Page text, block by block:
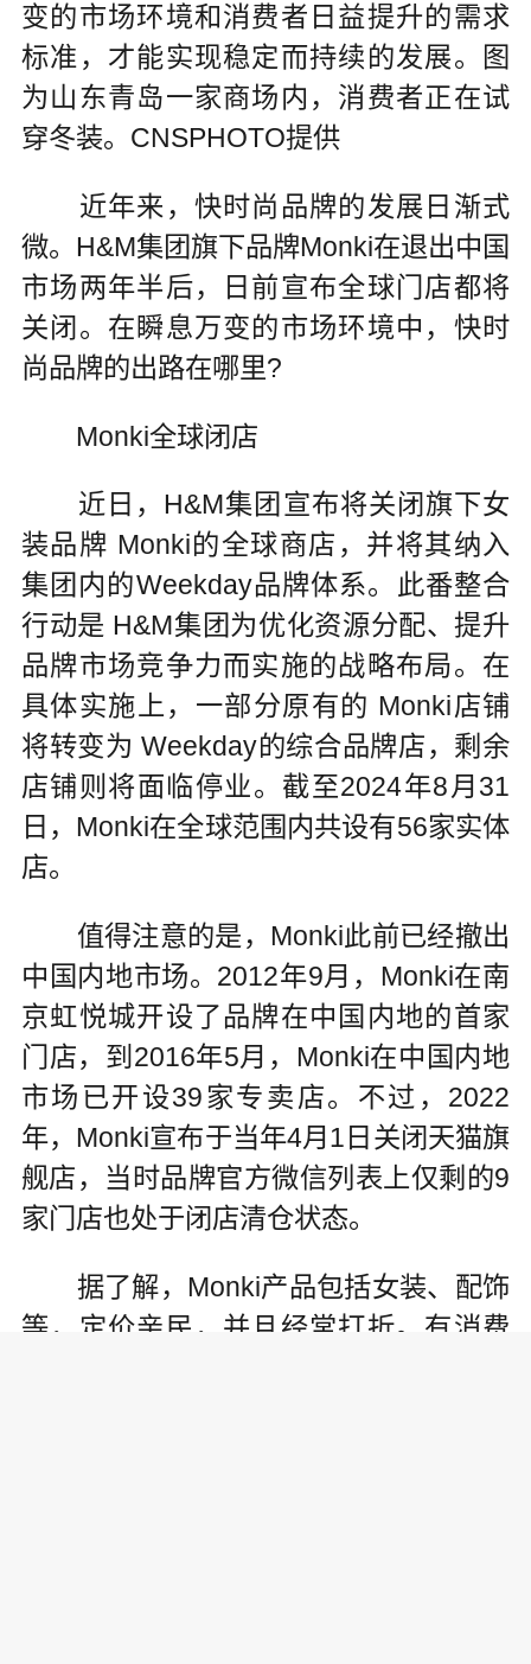
变的市场环境和消费者日益提升的需求
标准，才能实现稳定而持续的发展。图
为山东青岛一家商场内，消费者正在试
穿冬装。CNSPHOTO提供
近年来，快时尚品牌的发展日渐式
微。H&M集团旗下品牌Monki在退出中国
市场两年半后，日前宣布全球门店都将
关闭。在瞬息万变的市场环境中，快时
尚品牌的出路在哪里?
Monki全球闭店
近日，H&M集团宣布将关闭旗下女
装品牌 Monki的全球商店，并将其纳入
集团内的Weekday品牌体系。此番整合
行动是 H&M集团为优化资源分配、提升
品牌市场竞争力而实施的战略布局。在
具体实施上，一部分原有的 Monki店铺
将转变为 Weekday的综合品牌店，剩余
店铺则将面临停业。截至2024年8月31
日，Monki在全球范围内共设有56家实体
店。
值得注意的是，Monki此前已经撤出
中国内地市场。2012年9月，Monki在南
京虹悦城开设了品牌在中国内地的首家
门店，到2016年5月，Monki在中国内地
市场已开设39家专卖店。不过，2022
年，Monki宣布于当年4月1日关闭天猫旗
舰店，当时品牌官方微信列表上仅剩的9
家门店也处于闭店清仓状态。
据了解，Monki产品包括女装、配饰
等，定价亲民，并且经常打折。有消费